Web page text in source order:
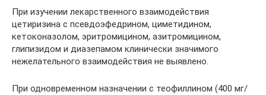
При изучении лекарственного взаимодействия
цетиризина с псевдоэфедрином, циметидином,
кетоконазолом, эритромицином, азитромицином,
глипизидом и диазепамом клинически значимого
нежелательного взаимодействия не выявлено.
При одновременном назначении с теофиллином (400 мг/